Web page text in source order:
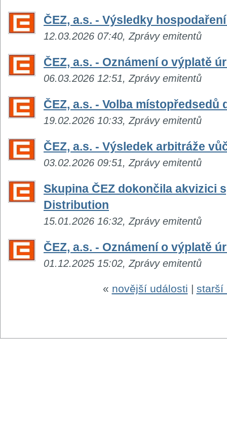
ČEZ, a.s. - Výsledky
12.03.2026 07:40, Zprávy emitentů
ČEZ, a.s. - Oznámení o výplatě
06.03.2026 12:51, Zprávy emitentů
ČEZ, a.s. - Volba místopředsedů
19.02.2026 10:33, Zprávy emitentů
ČEZ, a.s. - Výsledek arbitráže
03.02.2026 09:51, Zprávy emitentů
Skupina ČEZ dokončila akvizici
Distribution
15.01.2026 16:32, Zprávy emitentů
ČEZ, a.s. - Oznámení o výplatě
01.12.2025 15:02, Zprávy emitentů
« novější události | starší